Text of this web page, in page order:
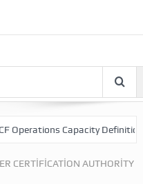
Operations Capacity Definitions
CERTIFICATION AUTHORITY